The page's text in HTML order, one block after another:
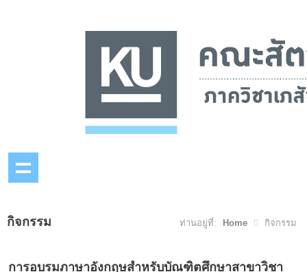
กิจกรรม ท่านอยู่ที่: Home กิจกรรม
การอบรมภาษาอังกฤษสำหรับบัณฑิตศึกษาสาขาวิชา